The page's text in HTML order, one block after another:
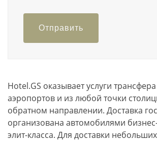
Отправить
Hotel.GS оказывает услуги
аэропортов и из любой точки
обратном направлении. Доставка
организована автомобилями
элит-класса. Для доставки